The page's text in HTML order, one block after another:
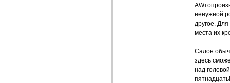
ненужной
другое.
места их
Салон
здесь
над